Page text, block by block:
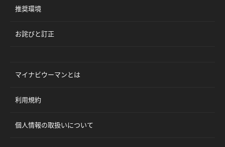
推奨環境
お詫びと訂正
マイナビウーマンとは
利用規約
個人情報の取扱いについて